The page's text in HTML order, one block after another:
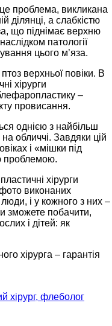
проблема, викликана
ділянці, а слабкістю
що піднімає верхню
патології
цього м’яза.
верхньої повіки. В
хірурги
–
провисання.
однією з найбільш
обличчі. Завдяки цій
і «мішки під
проблемою.
хірурги
виконаних
і у кожного з них –
зможете побачити,
і дітей: як
хірурга – гарантія
хірург, флеболог